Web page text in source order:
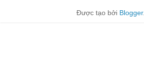
Được tạo bởi Blogger.